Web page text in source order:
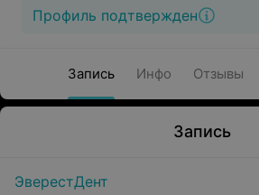
Профиль подтвержден
Запись Инфо Отзывы
Запись
ЭверестДент